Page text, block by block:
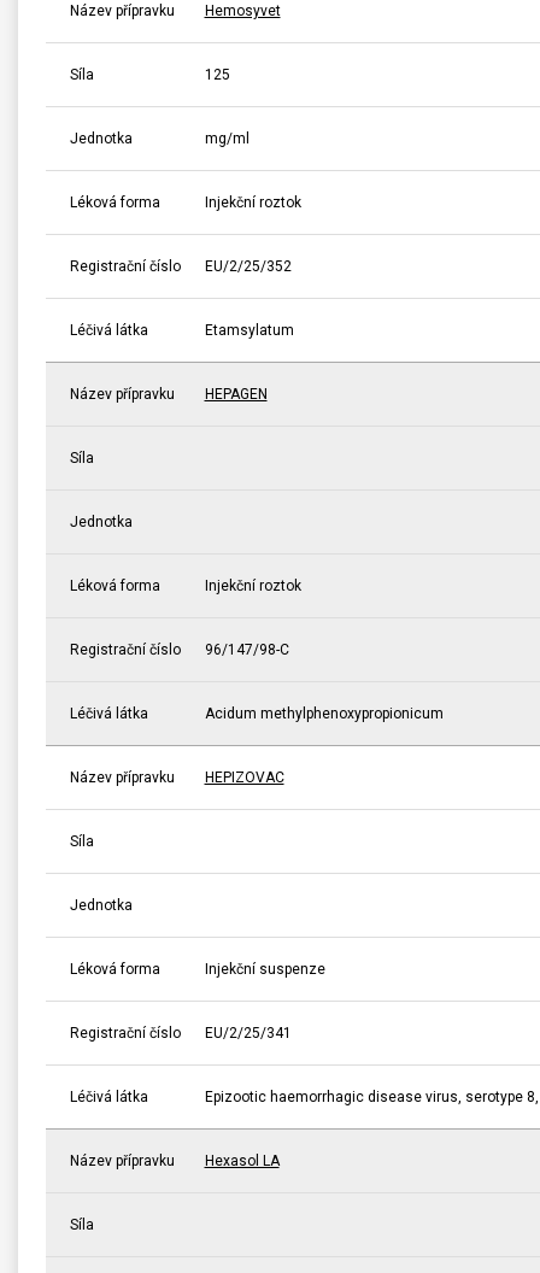
Název přípravku Hemosyvet
Síla 125
Jednotka mg/ml
Léková forma Injekční roztok
Registrační číslo EU/2/25/352
Léčivá látka Etamsylatum
Název přípravku HEPAGEN
Síla
Jednotka
Léková forma Injekční roztok
Registrační číslo 96/147/98-C
Léčivá látka Acidum methylphenoxypropionicum
Název přípravku HEPIZOVAC
Síla
Jednotka
Léková forma Injekční suspenze
Registrační číslo EU/2/25/341
Léčivá látka Epizootic haemorrhagic disease virus, serotype 8,
Název přípravku Hexasol LA
Síla